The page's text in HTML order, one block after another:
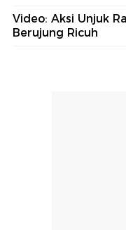
Video: Aksi Unjuk
Berujung Ricuh